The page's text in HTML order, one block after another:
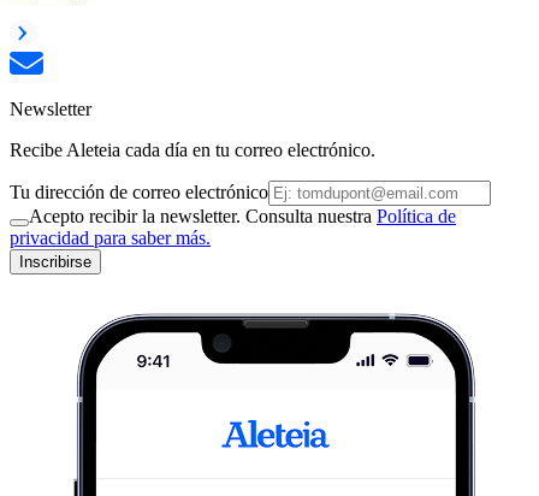
Newsletter
Recibe Aleteia cada día en tu correo electrónico.
Tu dirección de correo electrónico
Acepto recibir la newsletter. Consulta nuestra Política de
privacidad para saber más.
Inscribirse